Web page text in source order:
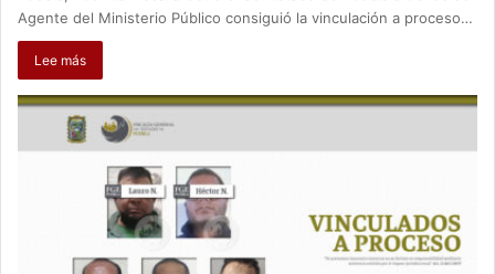
Agente del Ministerio Público consiguió la vinculación a proceso…
Lee más